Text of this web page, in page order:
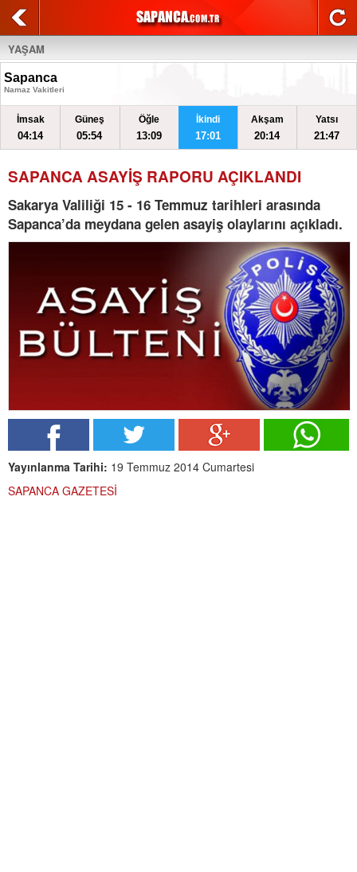
YAŞAM
Sapanca
Namaz Vakitleri
İmsak
04:14
Güneş
05:54
Öğle
13:09
İkindi
17:01
Akşam
20:14
Yatsı
21:47
SAPANCA ASAYİŞ RAPORU AÇIKLANDI
Sakarya Valiliği 15 - 16 Temmuz tarihleri arasında
Sapanca’da meydana gelen asayiş olaylarını açıkladı.
Yayınlanma Tarihi: 19 Temmuz 2014 Cumartesi
SAPANCA GAZETESİ